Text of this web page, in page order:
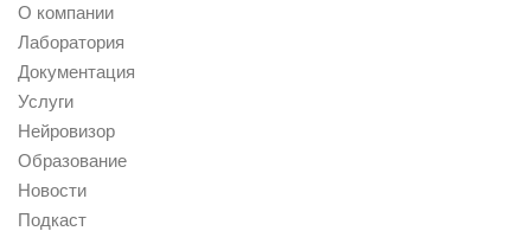
О компании
Лаборатория
Документация
Услуги
Нейровизор
Образование
Новости
Подкаст